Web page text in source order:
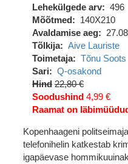
Lehekülgede arv
496
Mõõtmed
140X210
Avaldamise aeg
Tõlkija
Aive Lauriste
Toimetaja
Tõnu Soots
Sari
Q-osakond
Hind 22,80 €
Soodushind 4,99 €
Raamat on
Kopenhaageni
telefonihelin katkestab
igapäevase